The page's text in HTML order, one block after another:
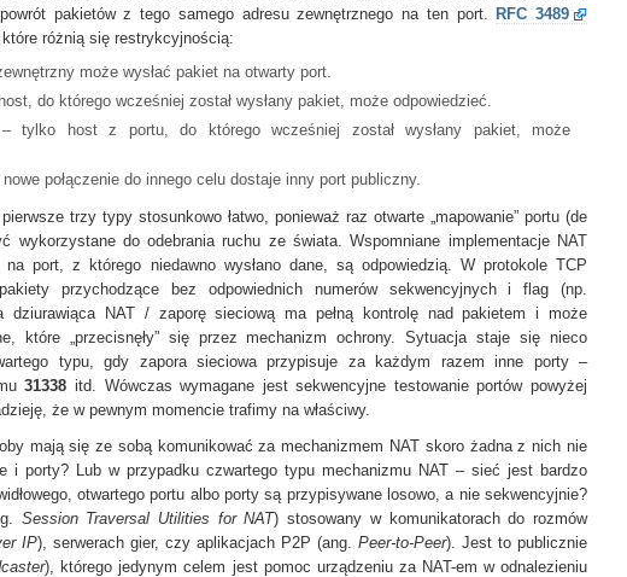
pakietów z tego samego adresu zewnętrznego na ten port.
RFC 3489
różnią się restrykcyjnością:
może wysłać pakiet na otwarty port.
do którego wcześniej został wysłany pakiet, może odpowiedzieć.
– tylko host z portu, do którego wcześniej został wysłany pakiet, może
połączenie do innego celu dostaje inny port publiczny.
trzy typy stosunkowo łatwo, ponieważ raz otwarte „mapowanie” portu (de
wykorzystane do odebrania ruchu ze świata. Wspomniane implementacje NAT
na port, z którego niedawno wysłano dane, są odpowiedzią. W protokole TCP
przychodzące bez odpowiednich numerów sekwencyjnych i flag (np.
dziurawiąca NAT / zaporę sieciową ma pełną kontrolę nad pakietem i może
które „przecisnęły” się przez mechanizm ochrony. Sytuacja staje się nieco
typu, gdy zapora sieciowa przypisuje za każdym razem inne porty –
31338 itd. Wówczas wymagane jest sekwencyjne testowanie portów powyżej
że w pewnym momencie trafimy na właściwy.
mają się ze sobą komunikować za mechanizmem NAT skoro żadna z nich nie
i porty? Lub w przypadku czwartego typu mechanizmu NAT – sieć jest bardzo
otwartego portu albo porty są przypisywane losowo, a nie sekwencyjnie?
Session Traversal Utilities for NAT ) stosowany w komunikatorach do rozmów
IP), serwerach gier, czy aplikacjach P2P (ang. Peer-to-Peer). Jest to publicznie
), którego jedynym celem jest pomoc urządzeniu za NAT-em w odnalezieniu